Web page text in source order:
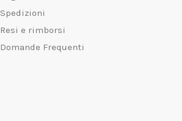
Spedizioni
Resi e rimborsi
Domande Frequenti